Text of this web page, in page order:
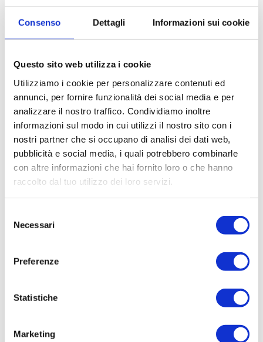
Consenso Dettagli Informazioni sui cookie
Questo sito web utilizza i cookie
Utilizziamo i cookie per personalizzare contenuti ed
annunci, per fornire funzionalità dei social media e per
analizzare il nostro traffico. Condividiamo inoltre
informazioni sul modo in cui utilizzi il nostro sito con i
nostri partner che si occupano di analisi dei dati web,
pubblicità e social media, i quali potrebbero combinarle
con altre informazioni che hai fornito loro o che hanno
raccolto dal tuo utilizzo dei loro servizi.
delNecessari
Preferenze
Statistiche
Marketing
Richiedi informazioni sul prodotto